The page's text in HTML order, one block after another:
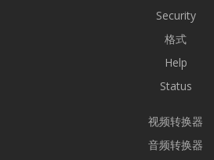
Security
格式
Help
Status
视频转换器
音频转换器